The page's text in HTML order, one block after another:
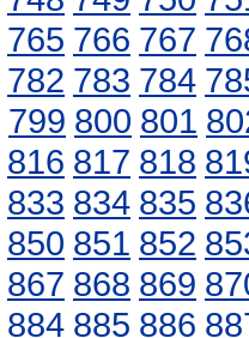
765 766 767
782 783 784
799 800 801
816 817 818
833 834 835
850 851 852
867 868 869
884 885 886